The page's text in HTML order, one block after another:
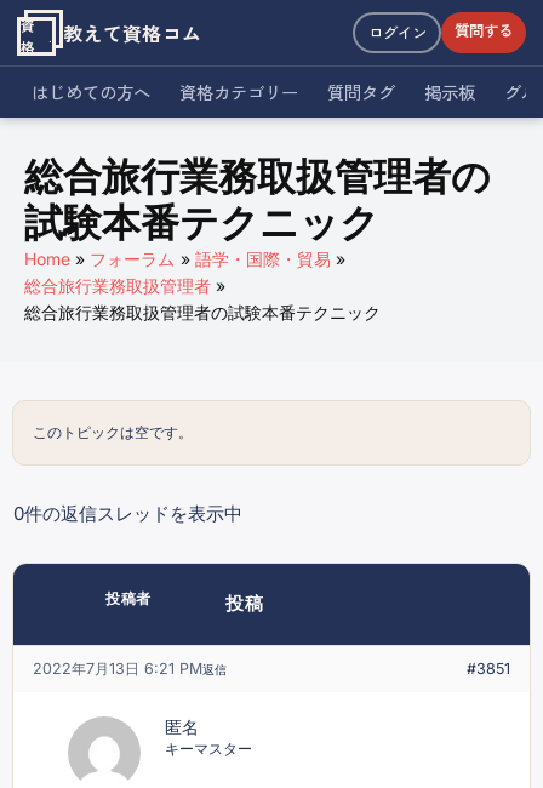
資
格
教えて資格コム ログイン 質問する
はじめての方へ 資格カテゴリー 質問タグ 掲示板 グ
総合旅行業務取扱管理者の
試験本番テクニック
Home フォーラム
語学・国際・貿易
総合旅行業務取扱管理者
総合旅行業務取扱管理者の試験本番テクニック
このトピックは空です。
0件の返信スレッドを表示中
投稿者 投稿
2022年7月13日 6:21 PM #3851
返信
匿名
キーマスター